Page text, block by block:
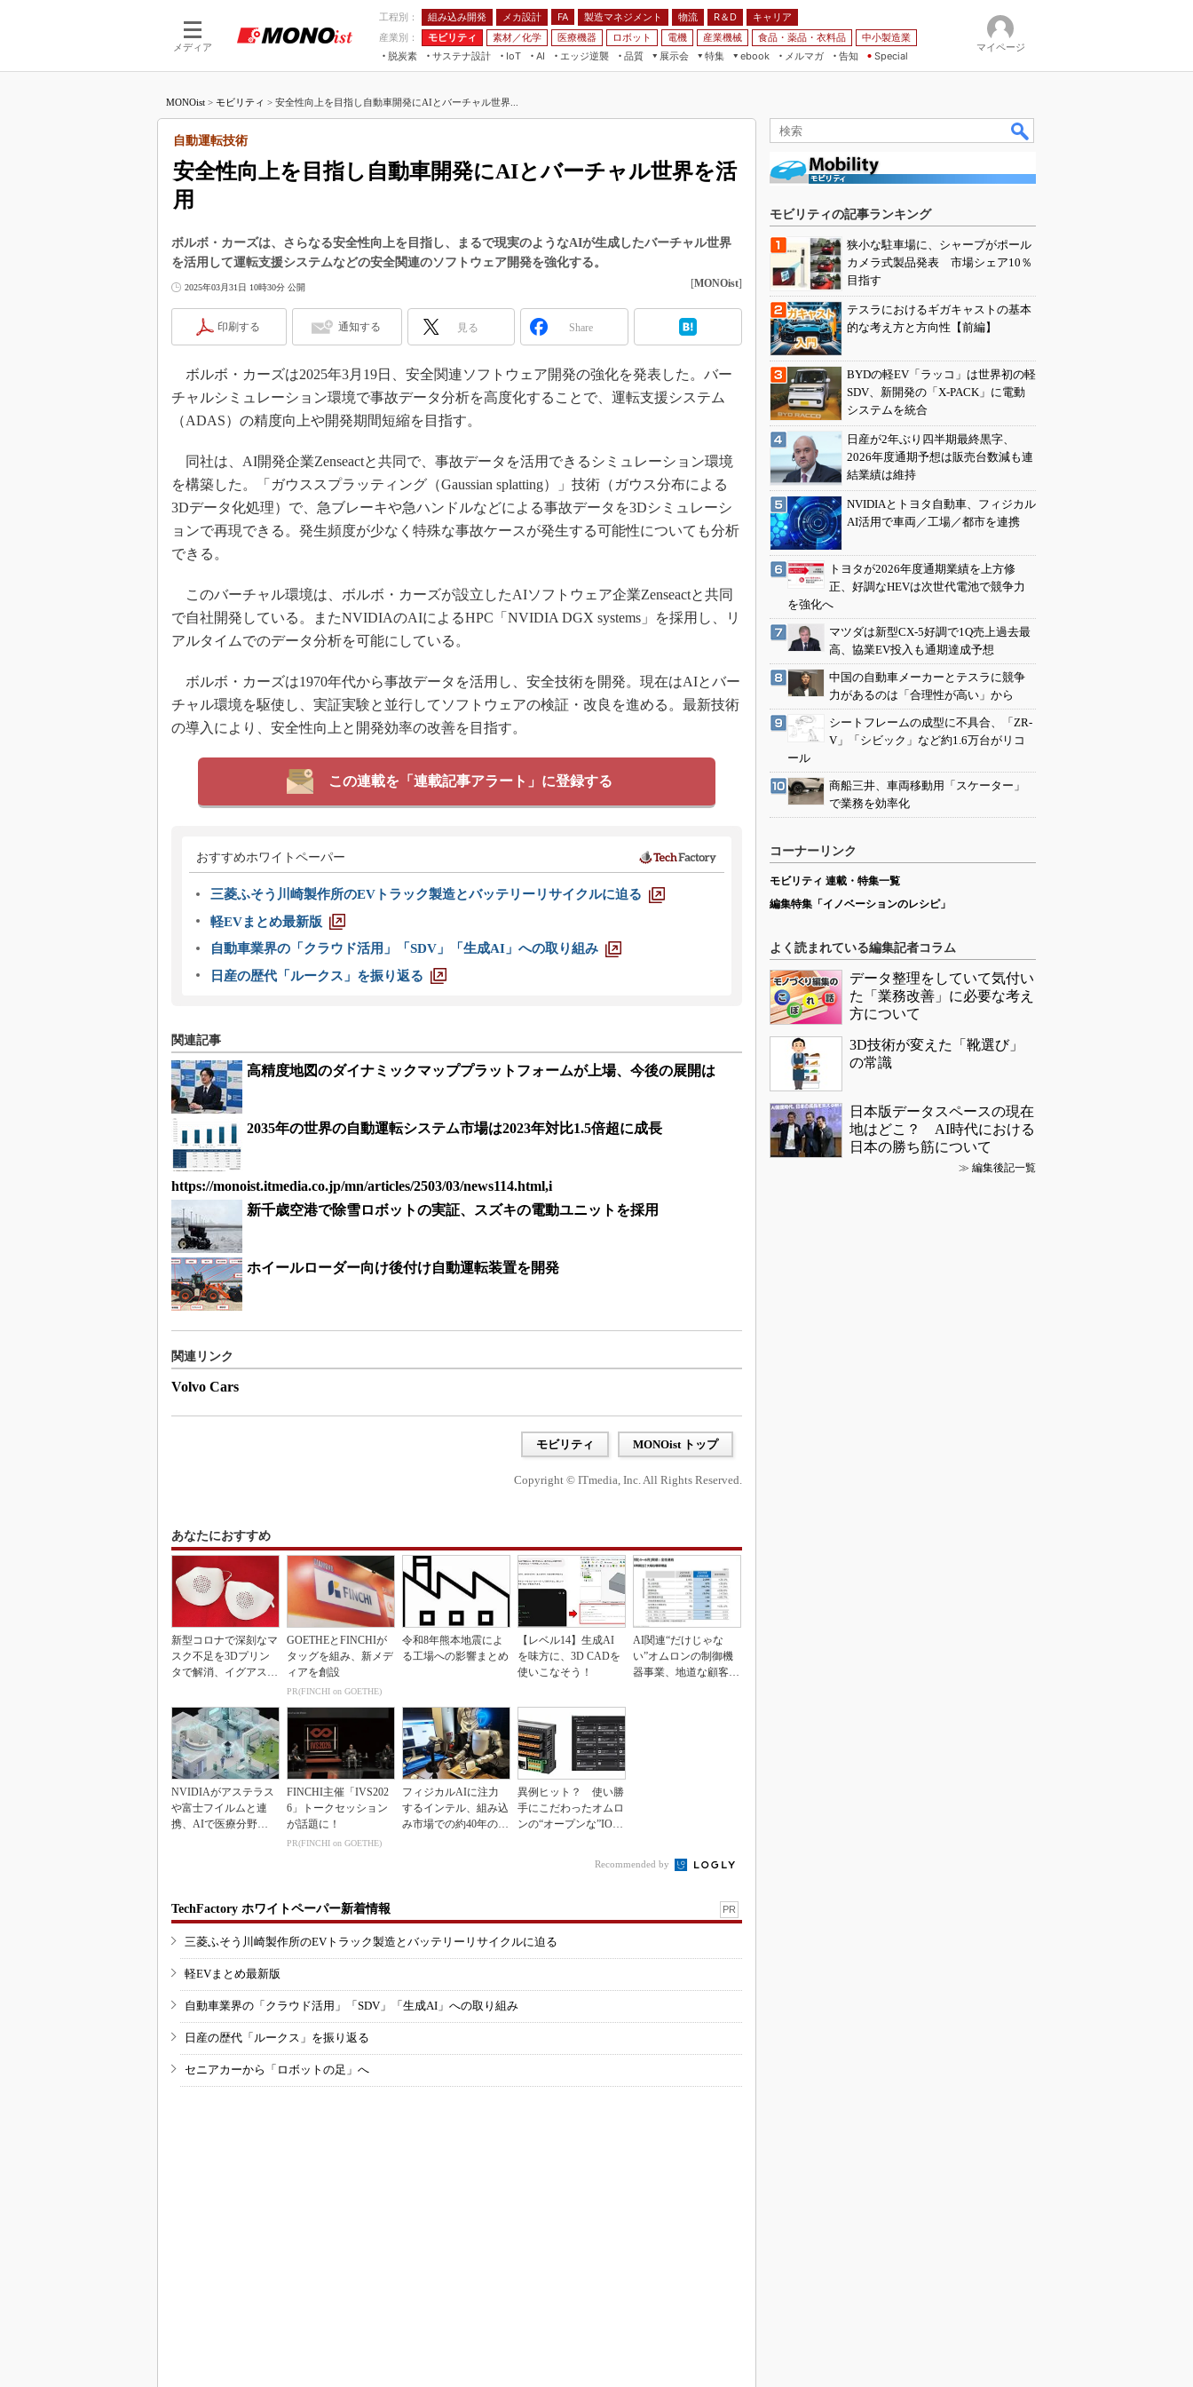
メディア
工程別： 組み込み開発 メカ設計 FA 製造マネジメント 物流 R＆D
キャリア
産業別：
モビリティ 素材／化学 医療機器 ロボット 電機 産業機械 食品・薬品・衣料品
中小製造業
脱炭素
サステナ設計
IoT
つながる工場
AI
AI×設備保全
エッジ逆襲 品質
展示会
JIMTOF
IIFES
TECHNO-FRONTIER
スマート工場EXPO
EdgeTech+
AUTOMOTIVE WORLD
特集
フィールドサービス
組み込み画像技術
組み込みモデリング
車載ソフト開発
ISO26262
無償設計ツール
3Dプリンタ
S＆OP
インダストリー4.0
イノベーション
製造業ビッグデータ
植物工場
知財マネジメント
グローバル設計・開発
制御セキュリティ
ebook
メルマガ
告知 Special
マイページ
MONOist > モビリティ > 安全性向上を目指し自動車開発にAIとバーチャル世界...
安全性向上を目指し自動車開発にAIとバーチャル世界を活
用
自動運転技術
ボルボ・カーズは、さらなる安全性向上を目指し、まるで現実のようなAIが生成したバーチャル世界
を活用して運転支援システムなどの安全関連のソフトウェア開発を強化する。
2025年03月31日 10時30分 公開 [MONOist]
印刷する 通知する 見る Share
ボルボ・カーズは2025年3月19日、安全関連ソフトウェア開発の強化を発表した。バー
チャルシミュレーション環境で事故データ分析を高度化することで、運転支援システム
（ADAS）の精度向上や開発期間短縮を目指す。
同社は、AI開発企業Zenseactと共同で、事故データを活用できるシミュレーション環境
を構築した。「ガウススプラッティング（Gaussian splatting）」技術（ガウス分布による
3Dデータ化処理）で、急ブレーキや急ハンドルなどによる事故データを3Dシミュレーシ
ョンで再現できる。発生頻度が少なく特殊な事故ケースが発生する可能性についても分析
できる。
このバーチャル環境は、ボルボ・カーズが設立したAIソフトウェア企業Zenseactと共同
で自社開発している。またNVIDIAのAIによるHPC「NVIDIA DGX systems」を採用し、リ
アルタイムでのデータ分析を可能にしている。
ボルボ・カーズは1970年代から事故データを活用し、安全技術を開発。現在はAIとバー
チャル環境を駆使し、実証実験と並行してソフトウェアの検証・改良を進める。最新技術
の導入により、安全性向上と開発効率の改善を目指す。
この連載を「連載記事アラート」に登録する
おすすめホワイトペーパー
三菱ふそう川崎製作所のEVトラック製造とバッテリーリサイクルに迫る
軽EVまとめ最新版
自動車業界の「クラウド活用」「SDV」「生成AI」への取り組み
日産の歴代「ルークス」を振り返る
関連記事
高精度地図のダイナミックマッププラットフォームが上場、今後の展開は
2035年の世界の自動運転システム市場は2023年対比1.5倍超に成長
https://monoist.itmedia.co.jp/mn/articles/2503/03/news114.html,i
新千歳空港で除雪ロボットの実証、スズキの電動ユニットを採用
ホイールローダー向け後付け自動運転装置を開発
関連リンク
Volvo Cars
モビリティ MONOist トップ
Copyright © ITmedia, Inc. All Rights Reserved.
あなたにおすすめ
新型コロナで深刻なマ
スク不足を3Dプリン
タで解消、イグアスが
GOETHEとFINCHIが
タッグを組み、新メデ
ィアを創設
PR(FINCHI on GOETHE)
令和8年熊本地震によ
る工場への影響まとめ
【レベル14】生成AI
を味方に、3D CADを
使いこなそう！
AI関連“だけじゃな
い”オムロンの制御機
器事業、地道な顧客基
NVIDIAがアステラス
や富士フイルムと連
携、AIで医療分野支
FINCHI主催「IVS202
6」トークセッション
が話題に！
PR(FINCHI on GOETHE)
フィジカルAIに注力
するインテル、組み込
み市場での約40年の実
異例ヒット？ 使い勝
手にこだわったオムロ
ンの“オープンな”IO-L
Recommended by
TechFactory ホワイトペーパー新着情報 PR
三菱ふそう川崎製作所のEVトラック製造とバッテリーリサイクルに迫る
軽EVまとめ最新版
自動車業界の「クラウド活用」「SDV」「生成AI」への取り組み
日産の歴代「ルークス」を振り返る
セニアカーから「ロボットの足」へ
モビリティの記事ランキング
狭小な駐車場に、シャープがポール
カメラ式製品発表 市場シェア10％
目指す
テスラにおけるギガキャストの基本
的な考え方と方向性【前編】
BYDの軽EV「ラッコ」は世界初の軽
SDV、新開発の「X-PACK」に電動
システムを統合
日産が2年ぶり四半期最終黒字、
2026年度通期予想は販売台数減も連
結業績は維持
NVIDIAとトヨタ自動車、フィジカル
AI活用で車両／工場／都市を連携
トヨタが2026年度通期業績を上方修
正、好調なHEVは次世代電池で競争力
を強化へ
マツダは新型CX-5好調で1Q売上過去最
高、協業EV投入も通期達成予想
中国の自動車メーカーとテスラに競争
力があるのは「合理性が高い」から
シートフレームの成型に不具合、「ZR-
V」「シビック」など約1.6万台がリコ
ール
商船三井、車両移動用「スケーター」
で業務を効率化
コーナーリンク
モビリティ 連載・特集一覧
編集特集「イノベーションのレシピ」
よく読まれている編集記者コラム
データ整理をしていて気付い
た「業務改善」に必要な考え
方について
3D技術が変えた「靴選び」
の常識
日本版データスペースの現在
地はどこ？ AI時代における
日本の勝ち筋について
≫ 編集後記一覧